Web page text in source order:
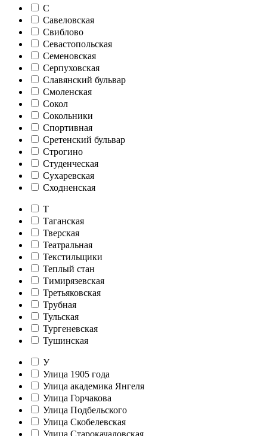
С
Савеловская
Свиблово
Севастопольская
Семеновская
Серпуховская
Славянский бульвар
Смоленская
Сокол
Сокольники
Спортивная
Сретенский бульвар
Строгино
Студенческая
Сухаревская
Сходненская
Т
Таганская
Тверская
Театральная
Текстильщики
Теплый стан
Тимирязевская
Третьяковская
Трубная
Тульская
Тургеневская
Тушинская
У
Улица 1905 года
Улица академика Янгеля
Улица Горчакова
Улица Подбельского
Улица Скобелевская
Улица Старокачаловская